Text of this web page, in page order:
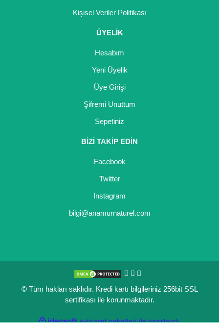
Kişisel Veriler Politikası
ÜYELİK
Hesabım
Yeni Üyelik
Üye Girişi
Şifremi Unuttum
Sepetiniz
BİZİ TAKİP EDİN
Facebook
Twitter
Instagram
bilgi@anamurnaturel.com
© Tüm hakları saklıdır. Kredi kartı bilgileriniz 256bit SSL
sertifikası ile korunmaktadır.
ideasoft e- ile